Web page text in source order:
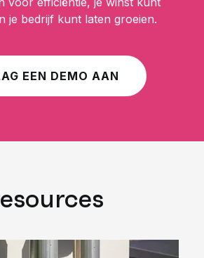
je bedrijf kunt laten groeien.
EEN DEMO AAN